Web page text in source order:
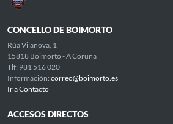
CONCELLO DE BOIMORTO
Rúa Vilanova, 1
15818 Boimorto - A Coruña
Tlf: 981 516 020
Información: correo@boimorto.es
Ir a Contacto
ACCESOS DIRECTOS